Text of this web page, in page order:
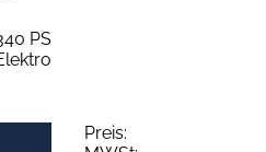
PS
Preis: